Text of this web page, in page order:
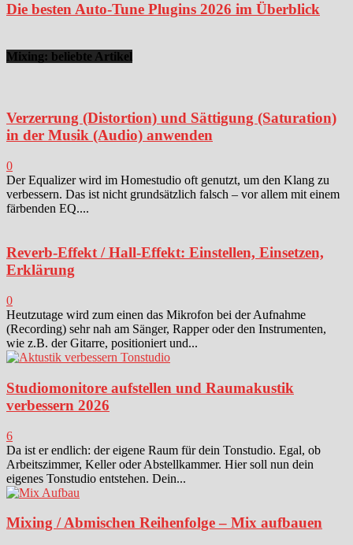
Die besten Auto-Tune Plugins 2026 im Überblick
Mixing: beliebte Artikel
Verzerrung (Distortion) und Sättigung (Saturation)
in der Musik (Audio) anwenden
0
Der Equalizer wird im Homestudio oft genutzt, um den Klang zu
verbessern. Das ist nicht grundsätzlich falsch – vor allem mit einem
färbenden EQ....
Reverb-Effekt / Hall-Effekt: Einstellen, Einsetzen,
Erklärung
0
Heutzutage wird zum einen das Mikrofon bei der Aufnahme
(Recording) sehr nah am Sänger, Rapper oder den Instrumenten,
wie z.B. der Gitarre, positioniert und...
Studiomonitore aufstellen und Raumakustik
verbessern 2026
6
Da ist er endlich: der eigene Raum für dein Tonstudio. Egal, ob
Arbeitszimmer, Keller oder Abstellkammer. Hier soll nun dein
eigenes Tonstudio entstehen. Dein...
Mixing / Abmischen Reihenfolge – Mix aufbauen